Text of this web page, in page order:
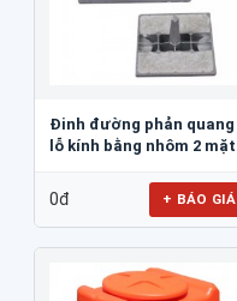
Đinh đường phản quang
lỗ kính bằng nhôm 2 mặt
0đ + BÁO GIÁ